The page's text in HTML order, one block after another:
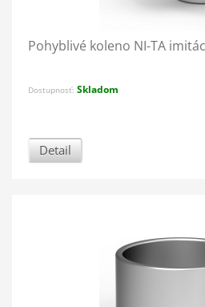
Pohyblivé koleno NI-TA
Dostupnosť: Skladom
Detail